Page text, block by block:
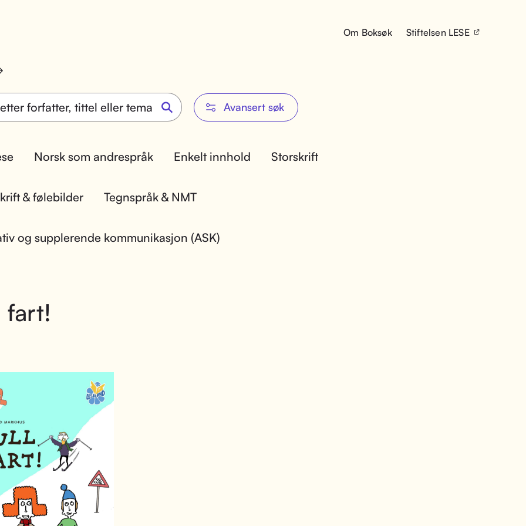
Om Boksøk Stiftelsen LESE
Avansert søk
Norsk som andrespråk Enkelt innhold Storskrift
& følebilder Tegnspråk & NMT
og supplerende kommunikasjon (ASK)
fart!